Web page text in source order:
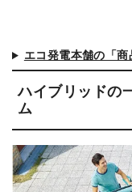
エコ発電本舗の「
ハイブリッドの
ム